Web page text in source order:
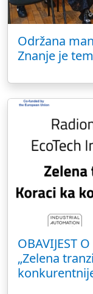
Održana
Znanje je
OBAVIJEST
„Zelena